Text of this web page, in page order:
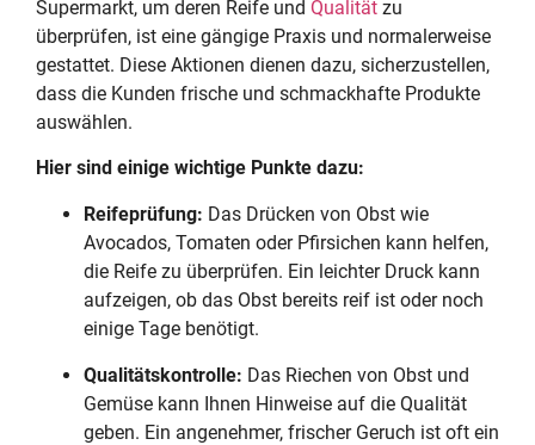
Supermarkt, um deren Reife und Qualität zu
überprüfen, ist eine gängige Praxis und normalerweise
gestattet. Diese Aktionen dienen dazu, sicherzustellen,
dass die Kunden frische und schmackhafte Produkte
auswählen.
Hier sind einige wichtige Punkte dazu:
Reifeprüfung: Das Drücken von Obst wie
Avocados, Tomaten oder Pfirsichen kann helfen,
die Reife zu überprüfen. Ein leichter Druck kann
aufzeigen, ob das Obst bereits reif ist oder noch
einige Tage benötigt.
Qualitätskontrolle: Das Riechen von Obst und
Gemüse kann Ihnen Hinweise auf die Qualität
geben. Ein angenehmer, frischer Geruch ist oft ein